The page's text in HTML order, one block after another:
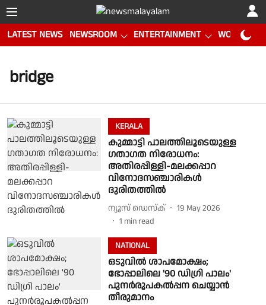
LATEST NEWS NEWSROOM ENTERTAINMENT WORLD CUP
bridge
KERALA
കുമ്മാട്ടി പാലത്തിലൂടെയുള്ള
ഗതാഗത നിരോധനം:
അതിരപ്പിള്ളി-മലക്കപ്പാറ
വിനോദസഞ്ചാരികൾ
ദുരിതത്തിൽ
ന്യൂസ് ഡെസ്ക്
19 May 2026
1 min read
NATIONAL
ഒടുവില്‍ ശാപമോക്ഷം;
ഭോപ്പാലിലെ '90 ഡിഗ്രി പാലം'
പുനര്‍രൂപകല്‍പ്പന ചെയ്യാന്‍
തീരുമാനം